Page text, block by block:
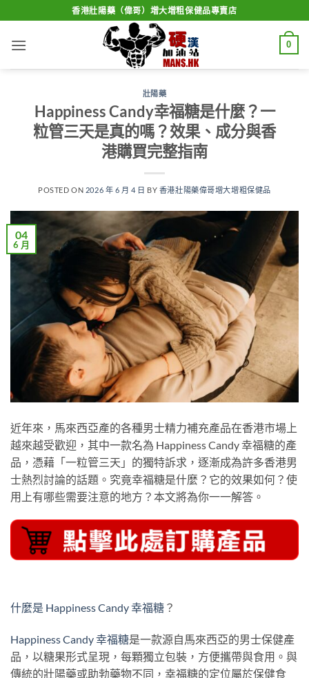
to
content
香港壯陽藥（偉哥）增大增粗保健品專賣店
0
壯陽藥
Happiness Candy幸福糖是什麼？一
粒管三天是真的嗎？效果、成分與香
港購買完整指南
POSTED ON 2026 年 6 月 4 日 BY 香港壯陽藥偉哥增大增粗保健品
04
6 月
近年來，馬來西亞產的各種男士精力補充產品在香港市場上
越來越受歡迎，其中一款名為 Happiness Candy 幸福糖的產
品，憑藉「一粒管三天」的獨特訴求，逐漸成為許多香港男
士熱烈討論的話題。究竟幸福糖是什麼？它的效果如何？使
用上有哪些需要注意的地方？本文將為你一一解答。
什麼是 Happiness Candy 幸福糖 ？
Happiness Candy 幸福糖是一款源自馬來西亞的男士保健產
品，以糖果形式呈現，每顆獨立包裝，方便攜帶與食用。與
傳統的壯陽藥或助勃藥物不同，幸福糖的定位屬於保健食